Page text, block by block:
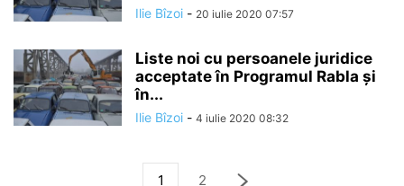
Ilie Bîzoi - 20 iulie 2020 07:57
Liste noi cu persoanele juridice
acceptate în Programul Rabla şi
în...
Ilie Bîzoi - 4 iulie 2020 08:32
1 2